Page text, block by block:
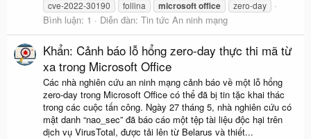
cve-2022-30190
follina microsoftoffice zero-day
Bình luận: 1 Diễn đàn: Tin tức An ninh mạng
Khẩn: Cảnh báo lỗ hổng zero-day thực thi mã từ
xa trong Microsoft Office
Các nhà nghiên cứu an ninh mạng cảnh báo về một lỗ hổng
zero-day trong Microsoft Office có thể đã bị tin tặc khai thác
trong các cuộc tấn công. Ngày 27 tháng 5, nhà nghiên cứu có
mật danh “nao_sec” đã báo cáo một tệp tài liệu độc hại trên
dịch vụ VirusTotal, được tải lên từ Belarus và thiết...